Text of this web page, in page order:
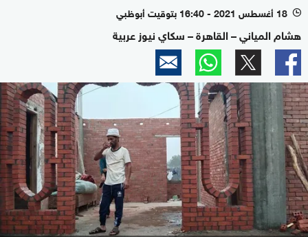
l 18 أغسطس 2021 - 16:40 بتوقيت أبوظبي
هشام المياني – القاهرة – سكاي نيوز عربية